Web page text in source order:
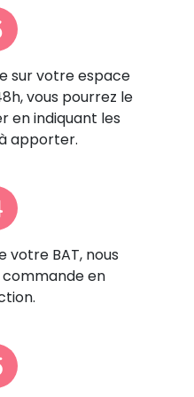
sur votre espace
vous pourrez le
en indiquant les
apporter.
votre BAT, nous
en